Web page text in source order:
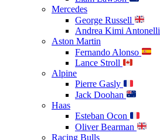
Mercedes
George Russell
Andrea Kimi Antonelli
Aston Martin
Fernando Alonso
Lance Stroll
Alpine
Pierre Gasly
Jack Doohan
Haas
Esteban Ocon
Oliver Bearman
Racing Bulls